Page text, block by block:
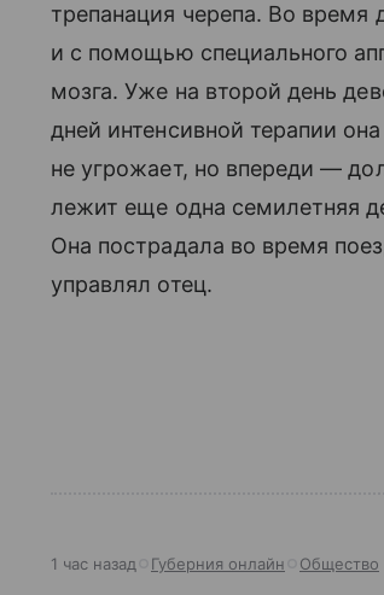
трепанация черепа. Во время
и с помощью специального
мозга. Уже на второй день
дней интенсивной терапии
не угрожает, но впереди —
лежит еще одна семилетняя
Она пострадала во время
управлял отец.
1 час назад Губерния онлайн Общество